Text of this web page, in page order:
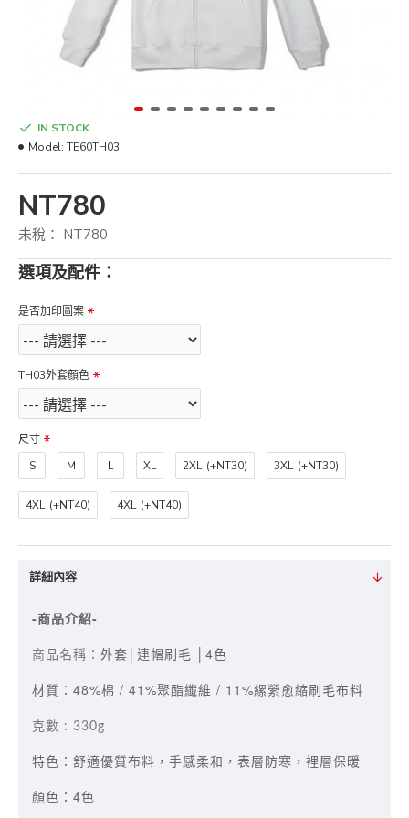
NT780
未稅： NT780
IN STOCK
Model: TE60TH03
選項及配件：
是否加印圖案
TH03外套顏色
尺寸
S
M L XL 2XL (+NT30) 3XL (+NT30)
4XL (+NT40) 4XL (+NT40)
詳細內容
-商品介紹-
商品名稱： 外套│連帽刷毛 │4色
材質：48%棉 / 41%聚酯纖維 / 11%縲縈愈縮刷毛布料
克數 : 330g
特色：舒適優質布料，手感柔和，表層防寒，裡層保暖
顏色：4色